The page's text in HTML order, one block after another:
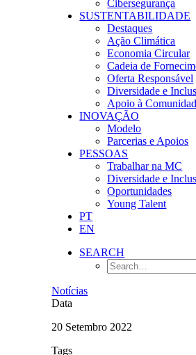
Cibersegurança
SUSTENTABILIDADE
Destaques
Ação Climática
Economia Circular
Cadeia de
Oferta Responsável
Diversidade e
Apoio à
INOVAÇÃO
Modelo
Parcerias e Apoios
PESSOAS
Trabalhar na MC
Diversidade e
Oportunidades
Young Talent
PT
EN
SEARCH
Notícias
Data
20 Setembro 2022
Tags